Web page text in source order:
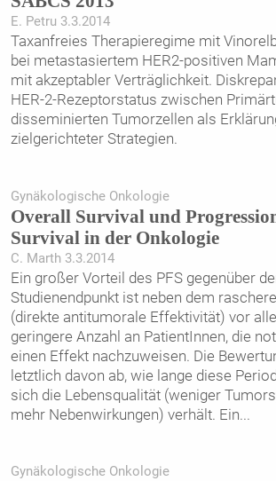
E. Petru 3.3.2014
Taxanfreies Therapieregime mit
bei metastasiertem HER2-positiven
mit akzeptabler Verträglichkeit.
HER-2-Rezeptorstatus zwischen
disseminierten ­Tumorzellen als
zielgerichteter Strategien.
Gynäkologische Onkologie
Overall Survival und
Survival in der Onkologie
C. Marth 3.3.2014
Ein großer Vorteil des PFS gegenüber
Studienendpunkt ist neben dem
(direkte antitumorale Effektivität) vor
geringere Anzahl an PatientInnen, die
einen Effekt nachzuweisen. Die
letztlich davon ab, wie lange diese
sich die Lebensqualität (weniger
mehr Nebenwirkungen) verhält. Ein...
Gynäkologische Onkologie